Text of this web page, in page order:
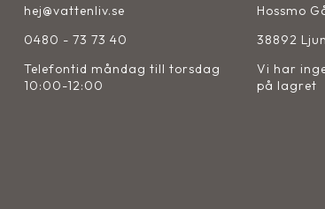
hej@vattenliv.se
0480 - 73 73 40
Telefontid måndag till torsdag
10:00-12:00
Hossmo
38892
Vi har
på lagret